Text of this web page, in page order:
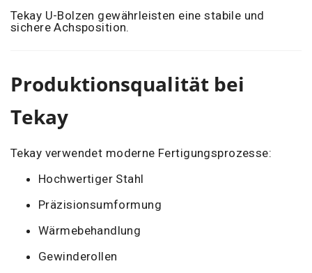
Tekay U-Bolzen gewährleisten eine stabile und
sichere Achsposition.
Produktionsqualität bei
Tekay
Tekay verwendet moderne Fertigungsprozesse:
Hochwertiger Stahl
Präzisionsumformung
Wärmebehandlung
Gewinderollen